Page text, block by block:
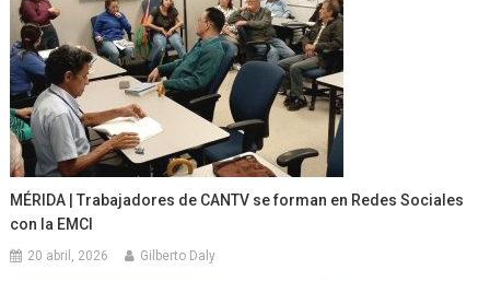
MÉRIDA | Trabajadores de CANTV se forman en Redes Sociales
con la EMCI
20 abril, 2026 Gilberto Daly